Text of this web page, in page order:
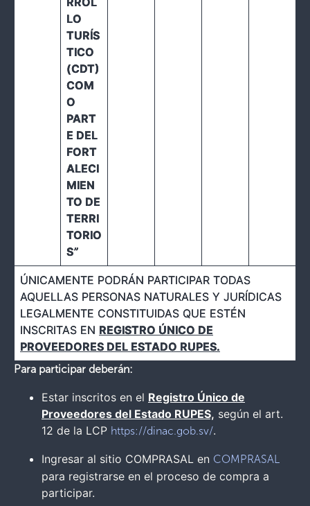
LO
TURÍS
TICO
(CDT)
COM
O
PART
E DEL
FORT
ALECI
MIEN
TO DE
TERRI
TORIO
S”
ÚNICAMENTE PODRÁN PARTICIPAR TODAS
AQUELLAS PERSONAS NATURALES Y JURÍDICAS
LEGALMENTE CONSTITUIDAS QUE ESTÉN
INSCRITAS EN REGISTRO ÚNICO DE
PROVEEDORES DEL ESTADO RUPES.
Para participar deberán:
Estar inscritos en el Registro Único de
Proveedores del Estado RUPES, según el art.
12 de la LCP https://dinac.gob.sv/.
Ingresar al sitio COMPRASAL en COMPRASAL
para registrarse en el proceso de compra a
participar.